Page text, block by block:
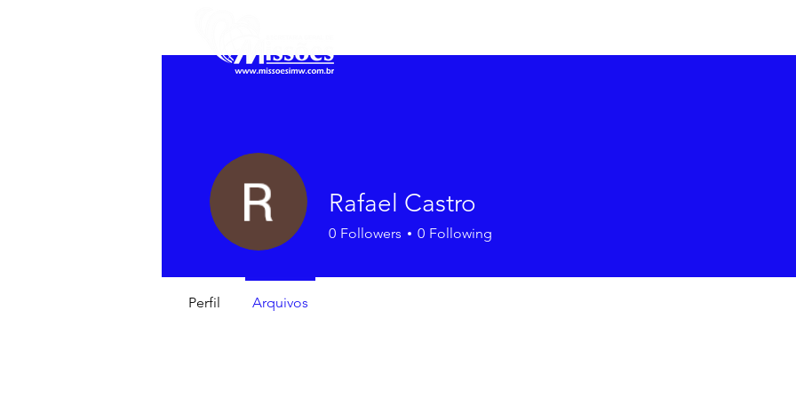
Rafael Castro
0 Followers 0 Following
Perfil Arquivos